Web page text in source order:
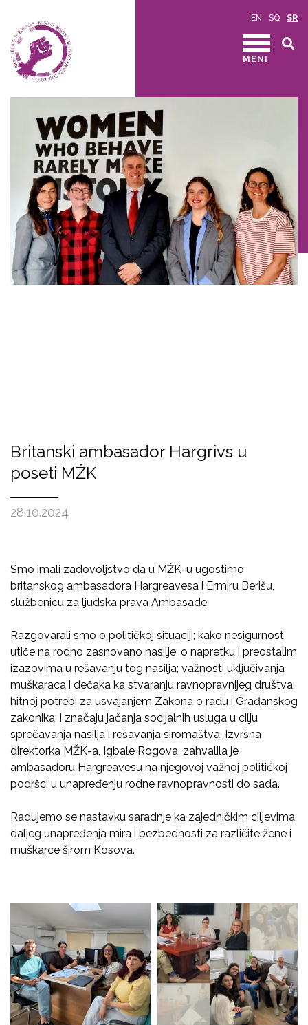
EN SQ SR
MENI
Britanski ambasador Hargrivs u
poseti MŽK
28.10.2024
Smo imali zadovoljstvo da u MŽK-u ugostimo
britanskog ambasadora Hargreavesa i Ermiru Berišu,
službenicu za ljudska prava Ambasade.
Razgovarali smo o političkoj situaciji; kako nesigurnost
utiče na rodno zasnovano nasilje; o napretku i preostalim
izazovima u rešavanju tog nasilja; važnosti uključivanja
muškaraca i dečaka ka stvaranju ravnopravnijeg društva;
hitnoj potrebi za usvajanjem Zakona o radu i Građanskog
zakonika; i značaju jačanja socijalnih usluga u cilju
sprečavanja nasilja i rešavanja siromaštva. Izvršna
direktorka MŽK-a, Igbale Rogova, zahvalila je
ambasadoru Hargreavesu na njegovoj važnoj političkoj
podršci u unapređenju rodne ravnopravnosti do sada.
Radujemo se nastavku saradnje ka zajedničkim ciljevima
daljeg unapređenja mira i bezbednosti za različite žene i
muškarce širom Kosova.